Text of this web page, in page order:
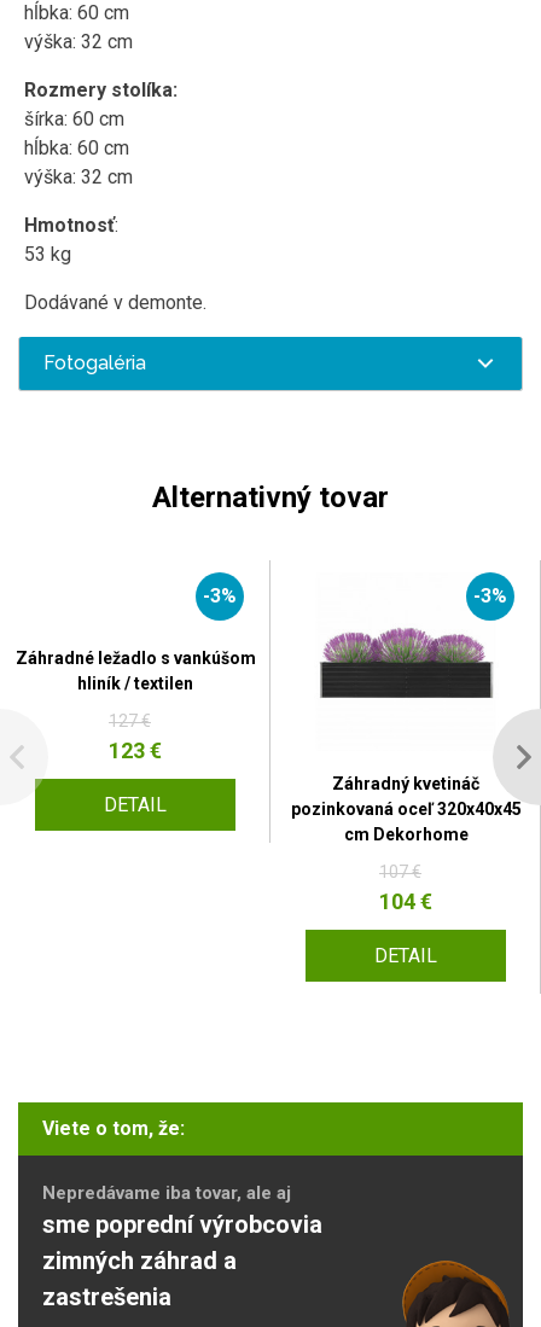
hĺbka: 60 cm
výška: 32 cm
Rozmery stolíka:
šírka: 60 cm
hĺbka: 60 cm
výška: 32 cm
Hmotnosť:
53 kg
Dodávané v demonte.
Fotogaléria
Alternativný tovar
-3%
Záhradné ležadlo s vankúšom
hliník / textilen
127 €
123 €
DETAIL
-3%
Záhradný kvetináč
pozinkovaná oceľ 320x40x45
cm Dekorhome
107 €
104 €
DETAIL
Viete o tom, že:
Nepredávame iba tovar, ale aj
sme poprední výrobcovia
zimných záhrad a
zastrešenia